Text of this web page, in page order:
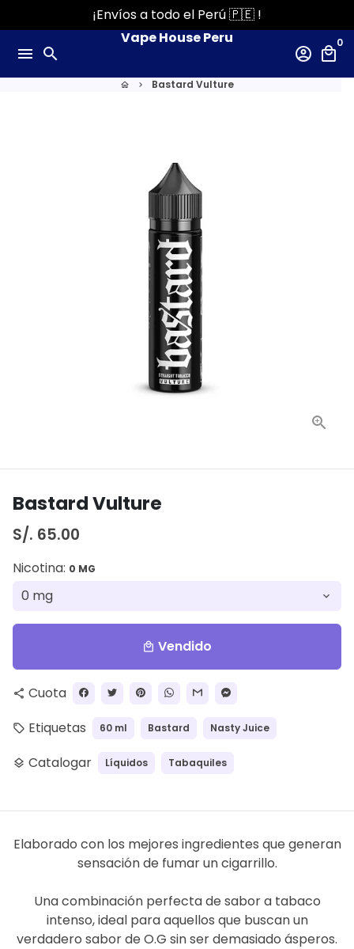
directamente
contenido
¡Envíos a todo el Perú 🇵🇪 !
menu search
Vape House Peru
account_circle local_mall
0
home keyboard_arrow_right Bastard Vulture
Bastard Vulture
S/. 65.00
Nicotina: 0 MG
local_mall Vendido
share Cuota
local_offer Etiquetas 60 ml Bastard Nasty Juice
layers Catalogar Líquidos Tabaquiles
Elaborado con los mejores ingredientes que generan
sensación de fumar un cigarrillo.
Una combinación perfecta de sabor a tabaco
intenso, ideal para aquellos que buscan un
verdadero sabor de O.G sin ser demasiado ásperos.